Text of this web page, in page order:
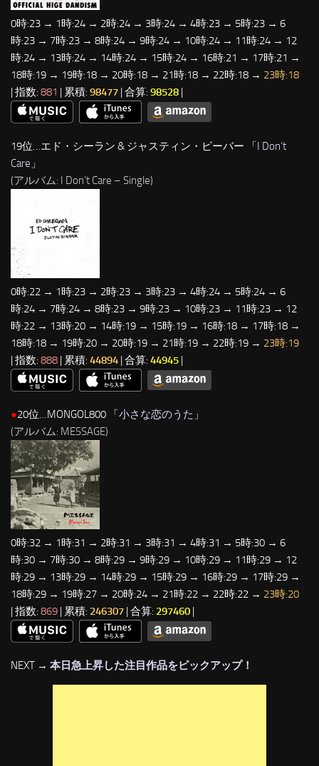
0時:23 → 1時:24 → 2時:24 → 3時:24 → 4時:23 → 5時:23 → 6
時:23 → 7時:23 → 8時:24 → 9時:24 → 10時:24 → 11時:24 → 12
時:24 → 13時:24 → 14時:24 → 15時:24 → 16時:21 → 17時:21 →
18時:19 → 19時:18 → 20時:18 → 21時:18 → 22時:18 → 23時:18
| 指数: 881 | 累積: 98477 | 合算: 98528 |
19位…エド・シーラン & ジャスティン・ビーバー 「I Don’t
Care 」
(アルバム: I Don’t Care – Single)
0時:22 → 1時:23 → 2時:23 → 3時:23 → 4時:24 → 5時:24 → 6
時:24 → 7時:24 → 8時:23 → 9時:23 → 10時:23 → 11時:23 → 12
時:22 → 13時:20 → 14時:19 → 15時:19 → 16時:18 → 17時:18 →
18時:18 → 19時:20 → 20時:19 → 21時:19 → 22時:19 → 23時:19
| 指数: 888 | 累積: 44894 | 合算: 44945 |
●20位…MONGOL800 「小さな恋のうた 」
(アルバム: MESSAGE)
0時:32 → 1時:31 → 2時:31 → 3時:31 → 4時:31 → 5時:30 → 6
時:30 → 7時:30 → 8時:29 → 9時:29 → 10時:29 → 11時:29 → 12
時:29 → 13時:29 → 14時:29 → 15時:29 → 16時:29 → 17時:29 →
18時:29 → 19時:27 → 20時:24 → 21時:22 → 22時:22 → 23時:20
| 指数: 869 | 累積: 246307 | 合算: 297460 |
NEXT → 本日急上昇した注目作品をピックアップ！